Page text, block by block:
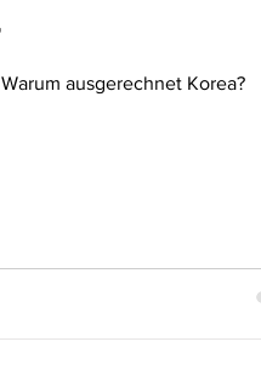
ausgerechnet Korea?